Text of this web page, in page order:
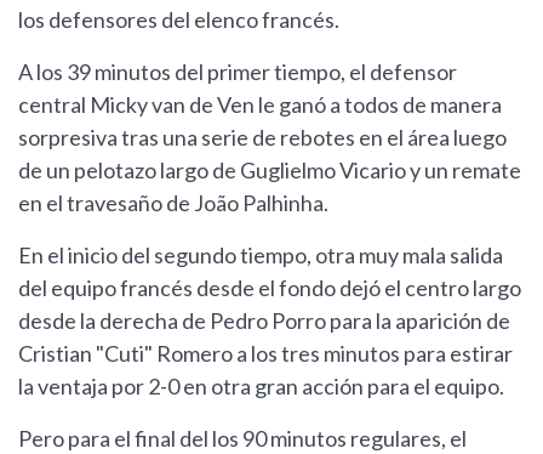
los defensores del elenco francés.
A los 39 minutos del primer tiempo, el defensor
central Micky van de Ven le ganó a todos de manera
sorpresiva tras una serie de rebotes en el área luego
de un pelotazo largo de Guglielmo Vicario y un remate
en el travesaño de João Palhinha.
En el inicio del segundo tiempo, otra muy mala salida
del equipo francés desde el fondo dejó el centro largo
desde la derecha de Pedro Porro para la aparición de
Cristian "Cuti" Romero a los tres minutos para estirar
la ventaja por 2-0 en otra gran acción para el equipo.
Pero para el final del los 90 minutos regulares, el